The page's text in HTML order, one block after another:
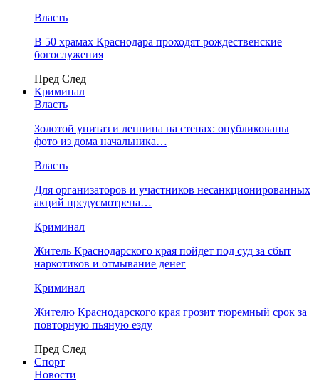
Власть
В 50 храмах Краснодара проходят рождественские
богослужения
Пред След
Криминал
Власть
​Золотой унитаз и лепнина на стенах: опубликованы
фото из дома начальника…
Власть
Для организаторов и участников несанкционированных
акций предусмотрена…
Криминал
Житель Краснодарского края пойдет под суд за сбыт
наркотиков и отмывание денег
Криминал
Жителю Краснодарского края грозит тюремный срок за
повторную пьяную езду
Пред След
Спорт
Новости